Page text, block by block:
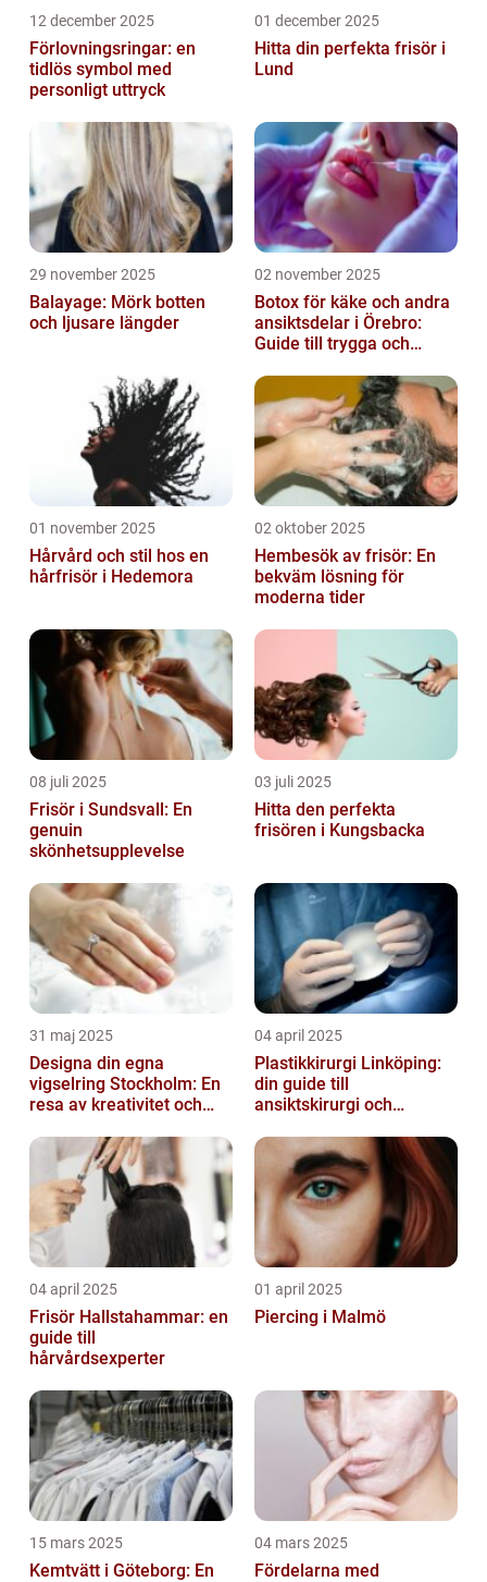
12 december 2025
Förlovningsringar: en
tidlös symbol med
personligt uttryck
01 december 2025
Hitta din perfekta frisör i
Lund
29 november 2025
Balayage: Mörk botten
och ljusare längder
02 november 2025
Botox för käke och andra
ansiktsdelar i Örebro:
Guide till trygga och
01 november 2025
Hårvård och stil hos en
hårfrisör i Hedemora
02 oktober 2025
Hembesök av frisör: En
bekväm lösning för
moderna tider
08 juli 2025
Frisör i Sundsvall: En
genuin
skönhetsupplevelse
03 juli 2025
Hitta den perfekta
frisören i Kungsbacka
31 maj 2025
Designa din egna
vigselring Stockholm: En
resa av kreativitet och
04 april 2025
Plastikkirurgi Linköping:
din guide till
ansiktskirurgi och
04 april 2025
Frisör Hallstahammar: en
guide till
hårvårdsexperter
01 april 2025
Piercing i Malmö
15 mars 2025
Kemtvätt i Göteborg: En
04 mars 2025
Fördelarna med